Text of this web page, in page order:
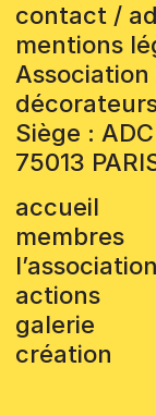
contact /
mentions
Siège :
75013
accueil
membres
l’association
actions
galerie
création